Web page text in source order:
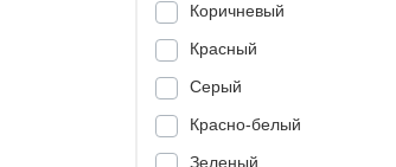
Коричневый
Красный
Серый
Красно-белый
Зеленый